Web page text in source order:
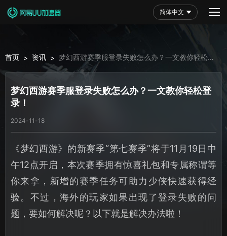
简体中文
首页 > 资讯 > 梦幻西游赛季服登录失败怎么办？一文教你轻松登
录！
梦幻西游赛季服登录失败怎么办？一文教你轻松登
录！
2024-11-18
《梦幻西游》的新赛季“第七赛季”将于11月19日中
午12点开启，本次赛季拥有惊喜礼包和专属称谓等
你来拿，新增的赛季任务可助力少侠快速获得经
验。不过，海外的玩家如果出现了登录失败的问
题，要如何解决呢？以下就是解决办法啦！